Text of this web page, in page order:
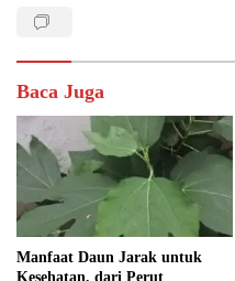
Baca Juga
Manfaat Daun Jarak untuk
Kesehatan, dari Perut